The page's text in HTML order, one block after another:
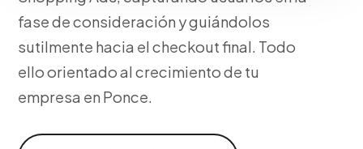
fase de consideración y guiándolos
sutilmente hacia el checkout final. Todo
ello orientado al crecimiento de tu
empresa en Ponce.